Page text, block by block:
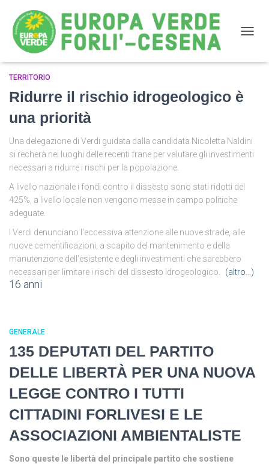
TERRITORIO
Ridurre il rischio idrogeologico è
una priorità
Una delegazione di Verdi guidata dalla candidata Nicoletta Naldini
si recherà nei luoghi delle recenti frane per valutare gli investimenti
necessari a ridurre i rischi per la popolazione.
A livello nazionale i fondi contro il dissesto sono stati ridotti del
425%, a livello locale non vengono messe in campo politiche
adeguate.
I Verdi denunciano l’eccessiva attenzione alle nuove strade, alle
nuove cementificazioni, a scapito del mantenimento e della
manutenzione dell’esistente e degli investimenti che sarebbero
necessari per limitare i rischi del dissesto idrogeologico.
(altro…)
16 anni
GENERALE
135 DEPUTATI DEL PARTITO
DELLE LIBERTÀ PER UNA NUOVA
LEGGE CONTRO I TUTTI
CITTADINI FORLIVESI E LE
ASSOCIAZIONI AMBIENTALISTE
Sono queste le libertà del principale partito che sostiene